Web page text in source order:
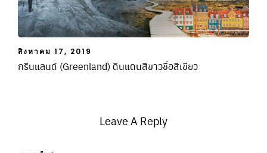
สิงหาคม 17, 2019
กรีนแลนด์ (Greenland) ดินแดนสีขาวชื่อสีเขียว
Leave A Reply